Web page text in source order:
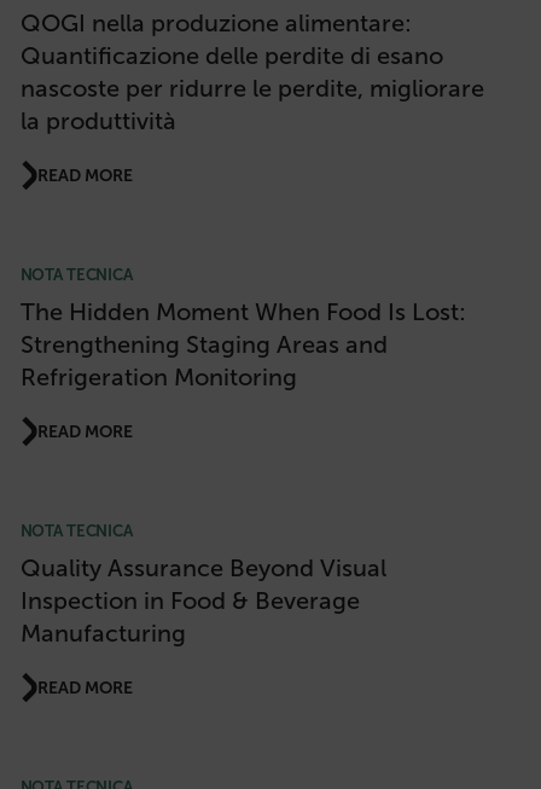
QOGI nella produzione alimentare:
Quantificazione delle perdite di esano
nascoste per ridurre le perdite, migliorare
la produttività
READ MORE
NOTA TECNICA
The Hidden Moment When Food Is Lost:
Strengthening Staging Areas and
Refrigeration Monitoring
READ MORE
NOTA TECNICA
Quality Assurance Beyond Visual
Inspection in Food & Beverage
Manufacturing
READ MORE